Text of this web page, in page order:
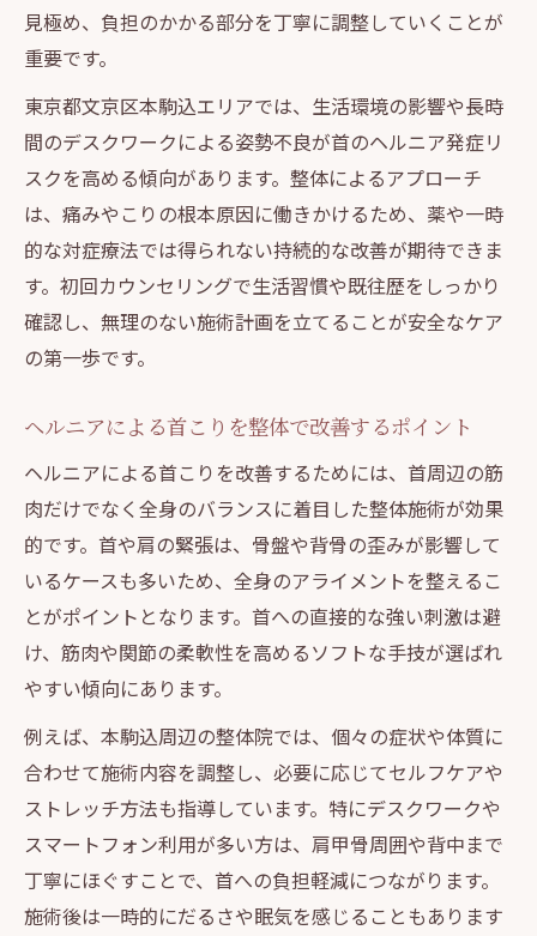
見極め、負担のかかる部分を丁寧に調整していくことが
重要です。
東京都文京区本駒込エリアでは、生活環境の影響や長時
間のデスクワークによる姿勢不良が首のヘルニア発症リ
スクを高める傾向があります。整体によるアプローチ
は、痛みやこりの根本原因に働きかけるため、薬や一時
的な対症療法では得られない持続的な改善が期待できま
す。初回カウンセリングで生活習慣や既往歴をしっかり
確認し、無理のない施術計画を立てることが安全なケア
の第一歩です。
ヘルニアによる首こりを整体で改善するポイント
ヘルニアによる首こりを改善するためには、首周辺の筋
肉だけでなく全身のバランスに着目した整体施術が効果
的です。首や肩の緊張は、骨盤や背骨の歪みが影響して
いるケースも多いため、全身のアライメントを整えるこ
とがポイントとなります。首への直接的な強い刺激は避
け、筋肉や関節の柔軟性を高めるソフトな手技が選ばれ
やすい傾向にあります。
例えば、本駒込周辺の整体院では、個々の症状や体質に
合わせて施術内容を調整し、必要に応じてセルフケアや
ストレッチ方法も指導しています。特にデスクワークや
スマートフォン利用が多い方は、肩甲骨周囲や背中まで
丁寧にほぐすことで、首への負担軽減につながります。
施術後は一時的にだるさや眠気を感じることもあります